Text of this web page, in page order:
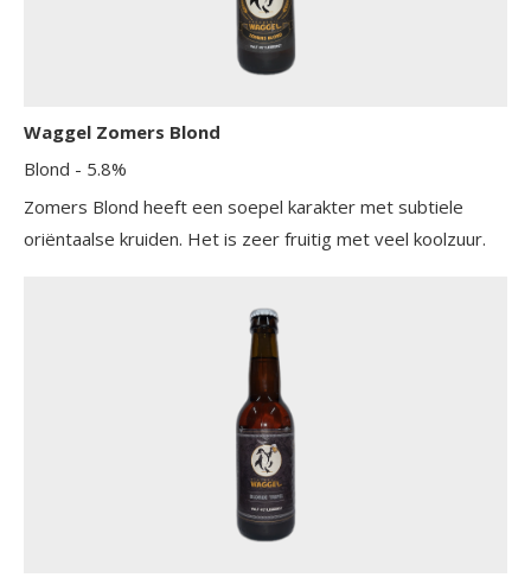
Waggel Zomers Blond
Blond - 5.8%
Zomers Blond heeft een soepel karakter met subtiele
oriëntaalse kruiden. Het is zeer fruitig met veel koolzuur.